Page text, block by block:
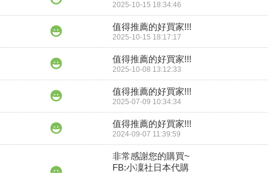
2025-10-15 18:34:46
值得推薦的好買家!!!
2025-10-15 18:17:17
值得推薦的好買家!!!
2025-10-08 13:12:33
值得推薦的好買家!!!
2025-07-09 10:34:34
值得推薦的好買家!!!
2024-09-07 11:39:59
非常感謝您的購買~
FB:小凜社日本代購